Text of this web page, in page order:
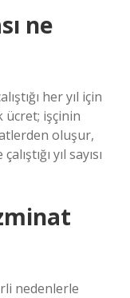
ne
her yıl için
işçinin
oluşur,
yıl sayısı
nedenlerle